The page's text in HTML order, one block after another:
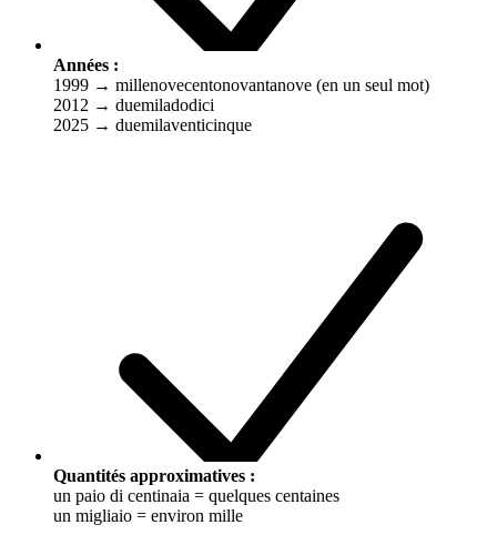
Années :
1999 → millenovecentonovantanove (en un seul mot)
2012 → duemiladodici
2025 → duemilaventicinque
Quantités approximatives :
un paio di centinaia = quelques centaines
un migliaio = environ mille